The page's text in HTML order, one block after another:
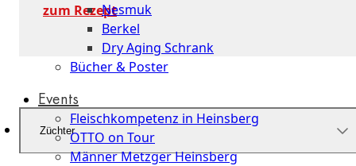
Nesmuk
Berkel
Dry Aging Schrank
Bücher & Poster
Events
Fleischkompetenz in Heinsberg
OTTO on Tour
Männer Metzger Heinsberg
zum Rezept
Züchter